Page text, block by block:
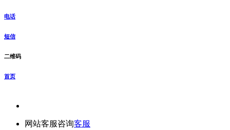
电话
短信
二维码
首页
网站客服咨询客服